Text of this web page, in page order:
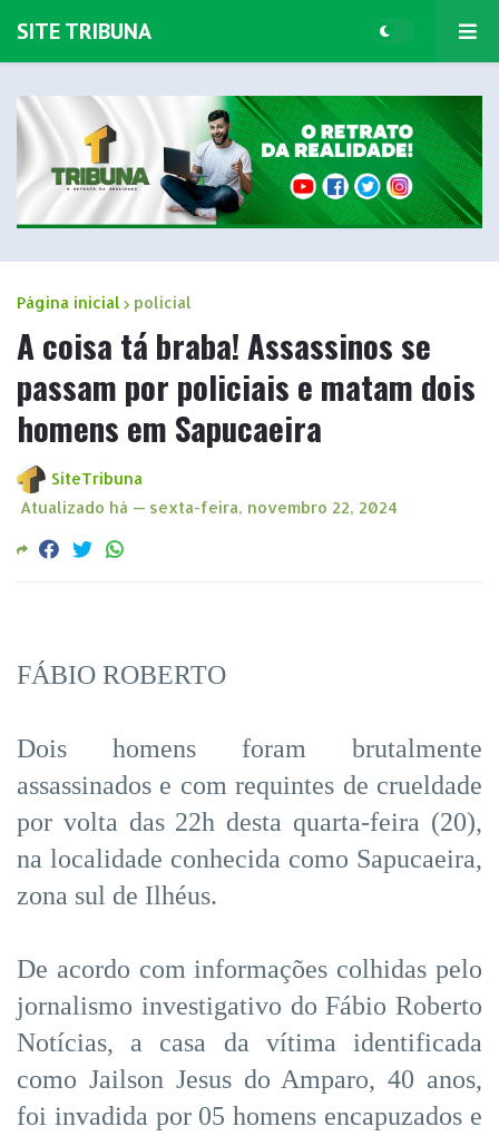
SITE TRIBUNA
Página inicial policial
A coisa tá braba! Assassinos se
passam por policiais e matam dois
homens em Sapucaeira
SiteTribuna
Atualizado há — sexta-feira, novembro 22, 2024
FÁBIO ROBERTO
Dois homens foram brutalmente
assassinados e com requintes de crueldade
por volta das 22h desta quarta-feira (20),
na localidade conhecida como Sapucaeira,
zona sul de Ilhéus.
De acordo com informações colhidas pelo
jornalismo investigativo do Fábio Roberto
Notícias, a casa da vítima identificada
como Jailson Jesus do Amparo, 40 anos,
foi invadida por 05 homens encapuzados e